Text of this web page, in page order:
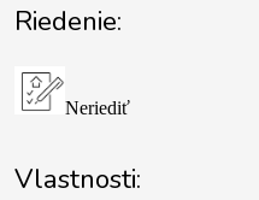
Riedenie:
Neriediť
Vlastnosti: